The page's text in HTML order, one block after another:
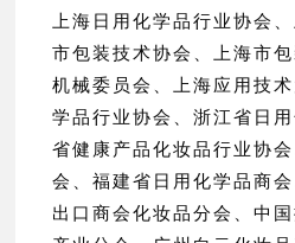
上海日用化学品行业协会
市包装技术协会、上海市
机械委员会、上海应用技
学品行业协会、浙江省日
省健康产品化妆品行业协
会、福建省日用化学品商
出口商会化妆品分会、中